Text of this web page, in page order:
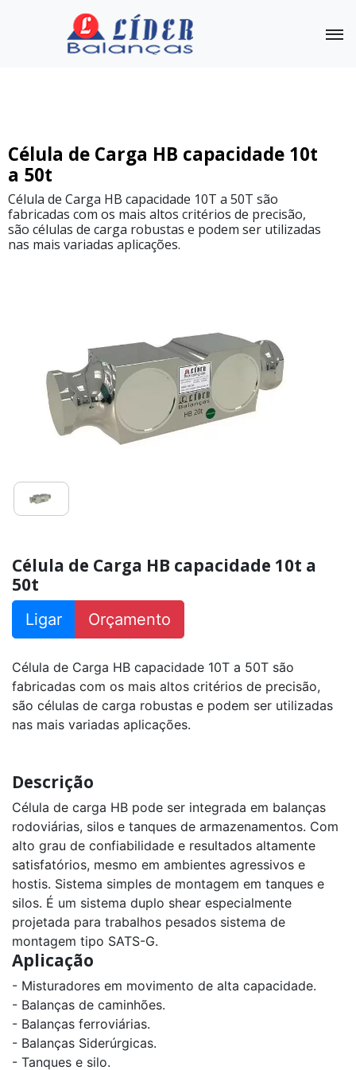
Célula de Carga HB capacidade 10t
a 50t
Célula de Carga HB capacidade 10T a 50T são
fabricadas com os mais altos critérios de precisão,
são células de carga robustas e podem ser utilizadas
nas mais variadas aplicações.
Célula de Carga HB capacidade 10t a
50t
Ligar Orçamento
Célula de Carga HB capacidade 10T a 50T são
fabricadas com os mais altos critérios de precisão,
são células de carga robustas e podem ser utilizadas
nas mais variadas aplicações.
Descrição
Célula de carga HB pode ser integrada em balanças
rodoviárias, silos e tanques de armazenamentos. Com
alto grau de confiabilidade e resultados altamente
satisfatórios, mesmo em ambientes agressivos e
hostis. Sistema simples de montagem em tanques e
silos. É um sistema duplo shear especialmente
projetada para trabalhos pesados sistema de
montagem tipo SATS-G.
Aplicação
- Misturadores em movimento de alta capacidade.
- Balanças de caminhões.
- Balanças ferroviárias.
- Balanças Siderúrgicas.
- Tanques e silo.
Linha
Completa
Célula
de
Carga
CS-
N
capacidade
capacidade
50kg
150kg
capacidade
25kg
200kg
de
capacidade
a
10000kg
Célula
de
Carga
CE
capacidade
5t
Carga
CI
capacidade
150kg
a
10000kg
Célula
de
Carga
PR
capacidade
2500kg
a
50t
Célula
de
Carga
Via
Rádio
PRR
capacidade
500kg